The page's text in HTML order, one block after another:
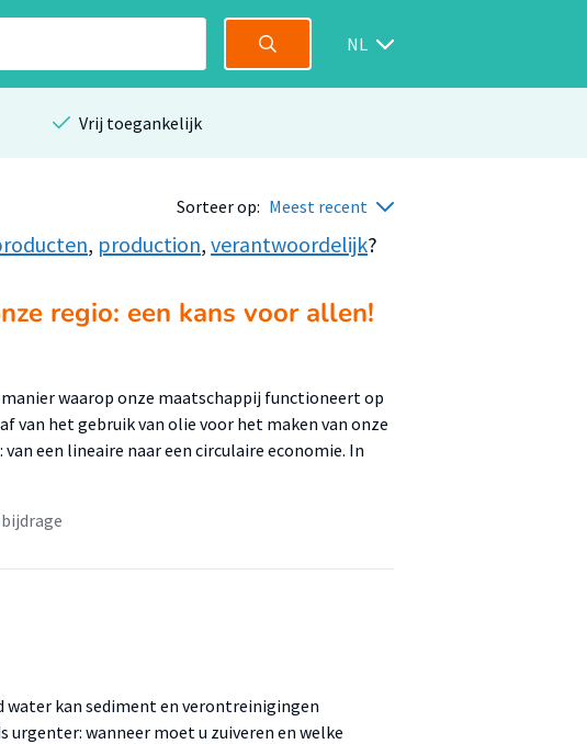
NL
Vrij toegankelijk
Sorteer op: Meest recent
, production, verantwoordelijk?
regio: een kans voor allen!
waarop onze maatschappij functioneert op
van het gebruik van olie voor het maken van onze
een lineaire naar een circulaire economie. In
kan sediment en verontreinigingen
urgenter: wanneer moet u zuiveren en welke